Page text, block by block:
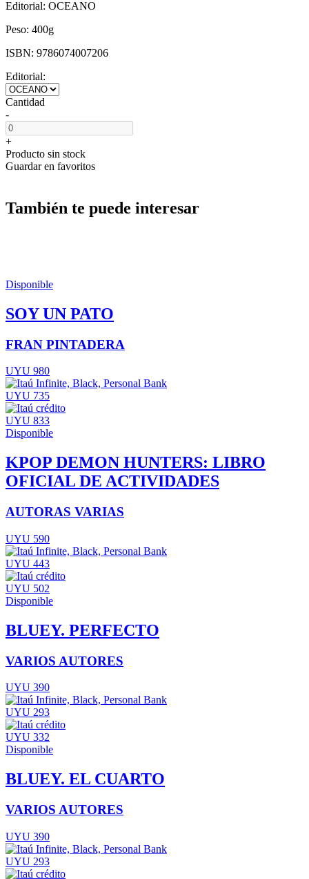
Editorial: OCEANO
Peso: 400g
ISBN: 9786074007206
Editorial:
Cantidad
-
+
Producto sin stock
Guardar en favoritos
También te puede interesar
Disponible
SOY UN PATO
FRAN PINTADERA
UYU 980
UYU 735
UYU 833
Disponible
KPOP DEMON HUNTERS: LIBRO
OFICIAL DE ACTIVIDADES
AUTORAS VARIAS
UYU 590
UYU 443
UYU 502
Disponible
BLUEY. PERFECTO
VARIOS AUTORES
UYU 390
UYU 293
UYU 332
Disponible
BLUEY. EL CUARTO
VARIOS AUTORES
UYU 390
UYU 293